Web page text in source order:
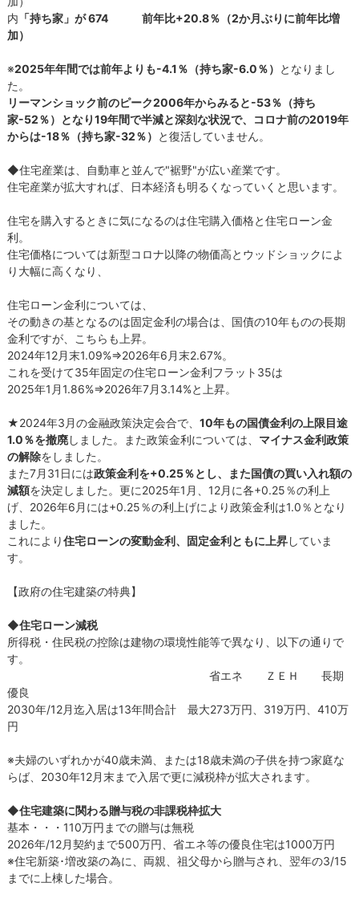
内 「持ち家」が 674 前年比+20.8％（2か月ぶりに前年比増
加）
※2025年年間では前年よりも-4.1％（持ち家-6.0％） となりまし
た。
リーマンショック前のピーク2006年からみると-53％（持ち
家-52％）となり19年間で半減と深刻な状況で、コロナ前の2019年
からは-18％（持ち家-32％） と復活していません。
◆住宅産業は、自動車と並んで"裾野"が広い産業です。
住宅産業が拡大すれば、日本経済も明るくなっていくと思います。
住宅を購入するときに気になるのは住宅購入価格と住宅ローン金
利。
住宅価格については新型コロナ以降の物価高とウッドショックによ
り大幅に高くなり、
住宅ローン金利については、
その動きの基となるのは固定金利の場合は、国債の10年ものの長期
金利ですが、こちらも上昇。
2024年12月末1.09%⇒2026年6月末2.67%。
これを受けて35年固定の住宅ローン金利フラット35は
2025年1月1.86%⇒2026年7月3.14%と上昇。
★2024年3月の金融政策決定会合で、 10年もの国債金利の上限目途
1.0％を撤廃しました。また政策金利については、 マイナス金利政策
の解除をしました。
また7月31日には政策金利を+0.25％とし、また国債の買い入れ額の
減額を決定しました。更に2025年1月、12月に各+0.25％の利上
げ、2026年6月には+0.25％の利上げにより政策金利は1.0％となり
ました。
これにより住宅ローンの変動金利、固定金利ともに上昇していま
す。
【政府の住宅建築の特典】
◆住宅ローン減税
所得税・住民税の控除は建物の環境性能等で異なり、以下の通りで
す。
省エネ ＺＥＨ 長期
優良
2030年/12月迄入居は13年間合計 最大273万円、319万円、410万
円
※夫婦のいずれかが40歳未満、または18歳未満の子供を持つ家庭な
らば、2030年12月末まで入居で更に減税枠が拡大されます。
◆住宅建築に関わる贈与税の非課税枠拡大
基本・・・110万円までの贈与は無税
2026年/12月契約まで500万円、省エネ等の優良住宅は1000万円
※住宅新築･増改築の為に、両親、祖父母から贈与され、翌年の3/15
までに上棟した場合。